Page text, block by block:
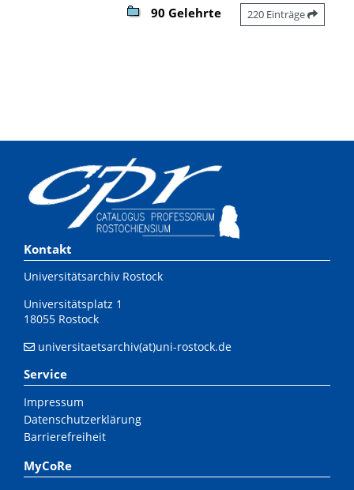
90 Gelehrte 220 Einträge
Kontakt
Universitätsarchiv Rostock
Universitätsplatz 1
18055 Rostock
universitaetsarchiv(at)uni-rostock.de
Service
Impressum
Datenschutzerklärung
Barrierefreiheit
MyCoRe